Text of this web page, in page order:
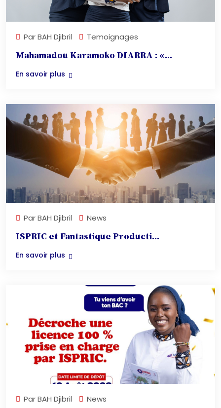
ParBAH Djibril Temoignages
Mahamadou Karamoko DIARRA : «...
En savoir plus
ParBAH Djibril News
ISPRIC et Fantastique Producti...
En savoir plus
ParBAH Djibril News